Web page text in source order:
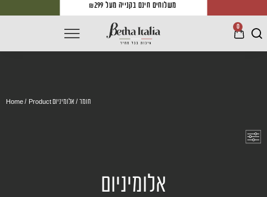
0
Home / Product חומר / אלומיניום
אלומיניום